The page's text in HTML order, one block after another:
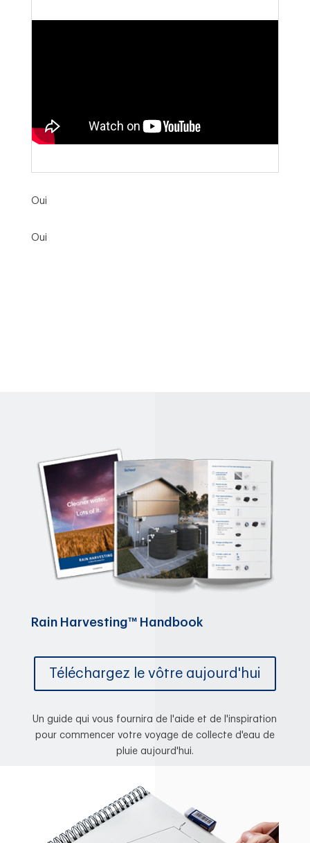
Oui
Oui
Rain Harvesting™ Handbook
Téléchargez le vôtre aujourd'hui
Un guide qui vous fournira de l'aide et de l'inspiration
pour commencer votre voyage de collecte d'eau de
pluie aujourd'hui.